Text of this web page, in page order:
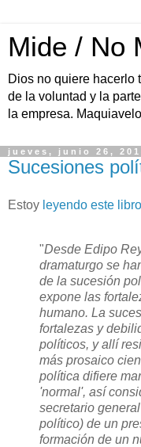
Mide / No
Dios no quiere hacerlo
de la voluntad y la
la empresa.
jueves, junio 26,
Sucesiones
Estoy leyendo este libro
"Desde Edipo
dramaturgo se
de la sucesión
expone las
humano. La
fortalezas y
políticos, y allí
más prosaico
política difiere
'normal', así
secretario
político) de un
formación de un